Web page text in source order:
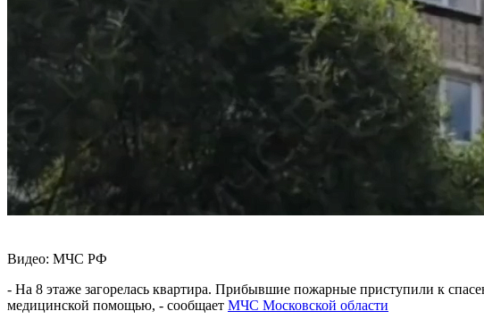
Видео: МЧС РФ
- На 8 этаже загорелась квартира. Прибывшие пожарные приступили к
медицинской помощью, - сообщает МЧС Московской области